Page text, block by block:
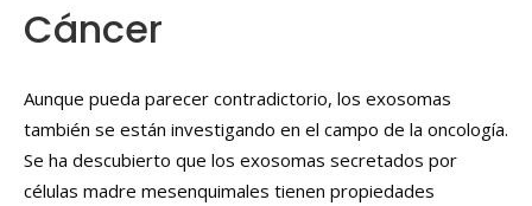
Cáncer
Aunque pueda parecer contradictorio, los exosomas
también se están investigando en el campo de la oncología.
Se ha descubierto que los exosomas secretados por
células madre mesenquimales tienen propiedades